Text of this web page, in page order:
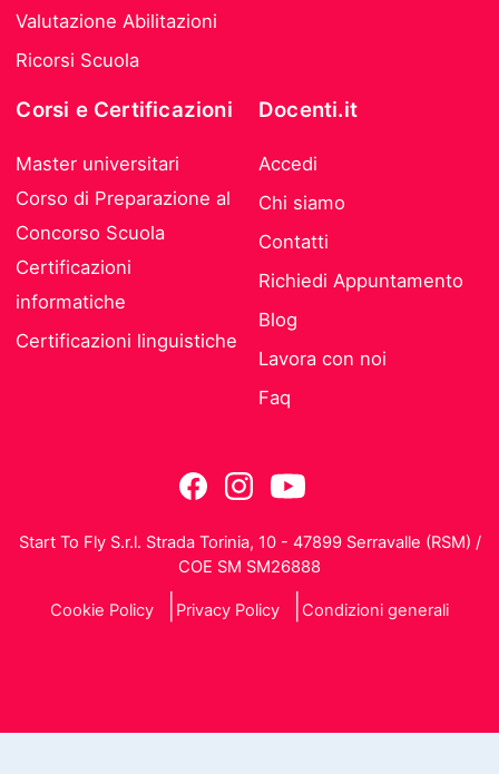
Valutazione Abilitazioni
Ricorsi Scuola
Corsi e Certificazioni
Master universitari
Corso di Preparazione al
Concorso Scuola
Certificazioni
informatiche
Certificazioni linguistiche
Docenti.it
Accedi
Chi siamo
Contatti
Richiedi Appuntamento
Blog
Lavora con noi
Faq
Start To Fly S.r.l. Strada Torinia, 10 - 47899 Serravalle (RSM) /
COE SM SM26888
Cookie Policy Privacy Policy Condizioni generali